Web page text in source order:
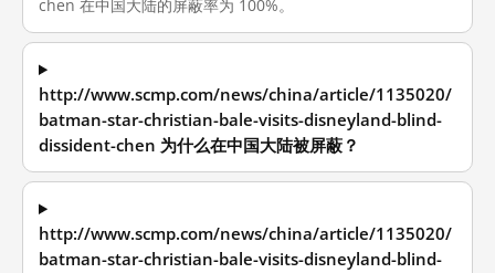
chen 在中国大陆的屏蔽率为 100%。
http://www.scmp.com/news/china/article/1135020/
batman-star-christian-bale-visits-disneyland-blind-
dissident-chen 为什么在中国大陆被屏蔽？
http://www.scmp.com/news/china/article/1135020/
batman-star-christian-bale-visits-disneyland-blind-